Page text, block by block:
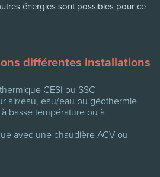
énergies sont possibles pour ce
différentes installations
CESI ou SSC
air/eau, eau/eau ou géothermie
basse température ou à
avec une chaudière ACV ou